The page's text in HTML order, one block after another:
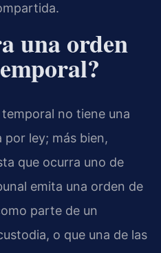
una orden
no tiene una
ley; más bien,
que ocurra uno de
emita una orden de
parte de un
o que una de las